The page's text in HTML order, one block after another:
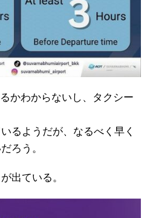
かわからないし、タクシー
るようだが、なるべく早く
ろう。
出ている。